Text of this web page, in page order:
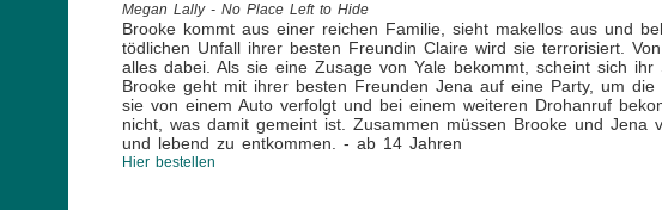
Megan Lally - No Place Left to Hide
Brooke kommt aus einer reichen Familie, sieht makellos aus und
tödlichen Unfall ihrer besten Freundin Claire wird sie terrorisiert.
alles dabei. Als sie eine Zusage von Yale bekommt, scheint sich
Brooke geht mit ihrer besten Freunden Jena auf eine Party, um
sie von einem Auto verfolgt und bei einem weiteren Drohanruf
nicht, was damit gemeint ist. Zusammen müssen Brooke und
und lebend zu entkommen. - ab 14 Jahren
Hier bestellen